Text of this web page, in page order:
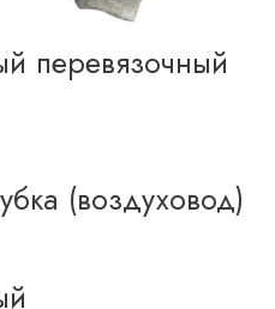
перевязочный
(воздуховод)